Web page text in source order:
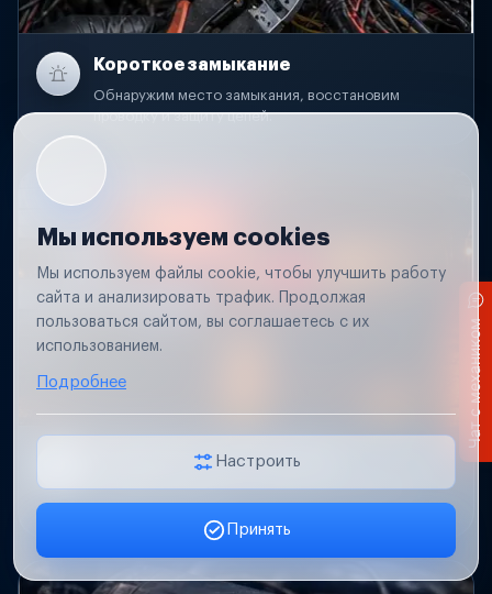
Короткое замыкание
Обнаружим место замыкания, восстановим
проводку и защиту цепей.
Не работает свет прицепа
Проверим проводку и разъемы, восстановим
Мы используем cookies
Мы используем файлы cookie, чтобы улучшить работу
сайта и анализировать трафик. Продолжая
пользоваться сайтом, вы соглашаетесь с их
использованием.
Подробнее
Настроить
Принять
Заявка онлайн
Чат с механиком